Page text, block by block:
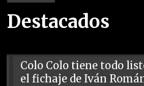
Destacados
Colo Colo tiene todo
el fichaje de Iván